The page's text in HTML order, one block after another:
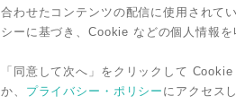
＞＞詳細はこちらから!!
Focusrite 取り扱い開始記念：
SNSで共有
合わせたコンテンツの配信に使用されて
シーに基づき、Cookie などの個人情報を
「同意して次へ」をクリックして
か、 プライバシー・ポリシー にアクセス